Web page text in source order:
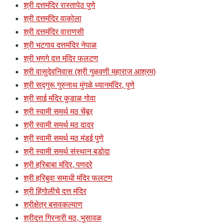
श्री दत्तमंदिर रास्तापेठ पुणे
श्री दत्तमंदिर वाकोला
श्री दत्तमंदिर वाराणसी
श्री भटगाव दत्तमंदिर नेपाळ
श्री भणगे दत्त मंदिर फलटण
श्री वासुदेवनिवास (श्री गुळवणी महाराज आश्रम)
श्री सद्गुरू गुरुनाथ मुंगळे ध्यानमंदिर, पुणे
श्री साई मंदिर कुडाळ गोवा
श्री स्वामी समर्थ मठ चेंबूर
श्री स्वामी समर्थ मठ दादर
श्री स्वामी समर्थ मठ मंडई पुणे
श्री स्वामी समर्थ संस्थान बडोदा
श्री हरिबाबा मंदिर, पणदरे
श्री हरिबुवा समाधी मंदिर फलटण
श्री हिंगोलीचे दत्त मंदिर
श्रीक्षेत्र बसवकल्याण
श्रीदत्त गिरनारी मठ, भुसावळ